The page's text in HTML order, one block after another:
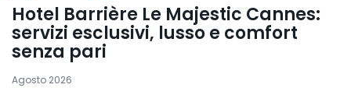
Hotel Barrière Le Majestic Cannes:
servizi esclusivi, lusso e comfort
senza pari
Agosto 2026